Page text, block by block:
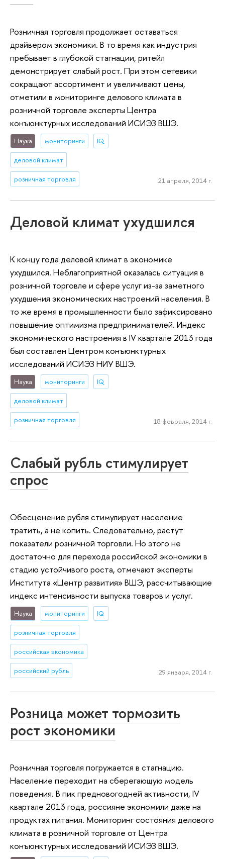
Розничная торговля продолжает оставаться
драйвером экономики. В то время как индустрия
пребывает в глубокой стагнации, ритейл
демонстрирует слабый рост. При этом сетевики
сокращают ассортимент и увеличивают цены,
отметили в мониторинге делового климата в
розничной торговле эксперты Центра
конъюнктурных исследований ИСИЭЗ ВШЭ.
Наука мониторинги IQ
деловой климат
розничная торговля 21 апреля, 2014 г.
Деловой климат ухудшился
К концу года деловой климат в экономике
ухудшился. Неблагоприятной оказалась ситуация в
розничной торговле и сфере услуг из-за заметного
ухудшения экономических настроений населения. В
то же время в промышленности было зафиксировано
повышение оптимизма предпринимателей. Индекс
экономического настроения в IV квартале 2013 года
был составлен Центром конъюнктурных
исследований ИСИЭЗ НИУ ВШЭ.
Наука мониторинги IQ
деловой климат
розничная торговля 18 февраля, 2014 г.
Слабый рубль стимулирует
спрос
Обесценение рубля стимулирует население
тратить, а не копить. Следовательно, растут
показатели розничной торговли. Но этого не
достаточно для перехода российской экономики в
стадию устойчивого роста, отмечают эксперты
Института «Центр развития» ВШЭ, рассчитывающие
индекс интенсивности выпуска товаров и услуг.
Наука мониторинги IQ
розничная торговля
российская экономика
российский рубль 29 января, 2014 г.
Розница может тормозить
рост экономики
Розничная торговля погружается в стагнацию.
Население переходит на сберегающую модель
поведения. В пик предновогодней активности, IV
квартале 2013 года, россияне экономили даже на
продуктах питания. Мониторинг состояния делового
климата в розничной торговле от Центра
конъюнктурных исследований ИСИЭЗ ВШЭ.